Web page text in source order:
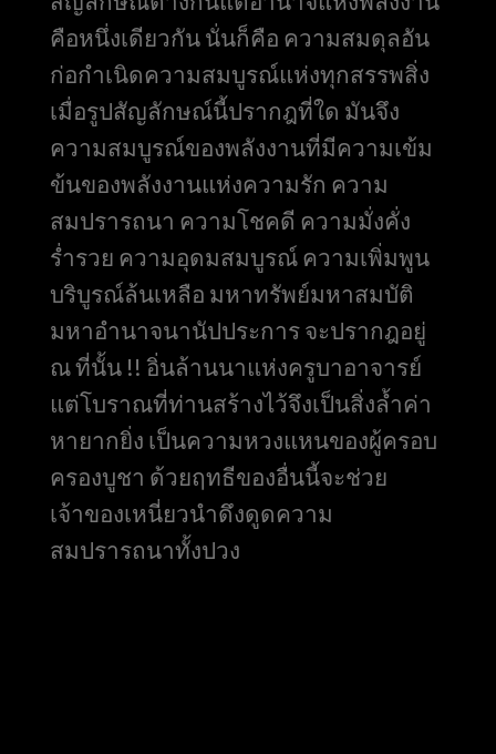
คือหนึ่งเดียวกัน นั่นก็คือ ความสมดุลอัน
ก่อกำเนิดความสมบูรณ์แห่งทุกสรรพสิ่ง
เมื่อรูปสัญลักษณ์นี้ปรากฎที่ใด มันจึง
ความสมบูรณ์ของพลังงานที่มีความเข้ม
ข้นของพลังงานแห่งความรัก ความ
สมปรารถนา ความโชคดี ความมั่งคั่ง
ร่ำรวย ความอุดมสมบูรณ์ ความเพิ่มพูน
บริบูรณ์ล้นเหลือ มหาทรัพย์มหาสมบัติ
มหาอำนาจนานัปประการ จะปรากฎอยู่
ณ ที่นั้น !! อิ่นล้านนาแห่งครูบาอาจารย์
แต่โบราณที่ท่านสร้างไว้จึงเป็นสิ่งล้ำค่า
หายากยิ่ง เป็นความหวงแหนของผู้ครอบ
ครองบูชา ด้วยฤทธีของอื่นนี้จะช่วย
เจ้าของเหนี่ยวนำดึงดูดความ
สมปรารถนาทั้งปวง